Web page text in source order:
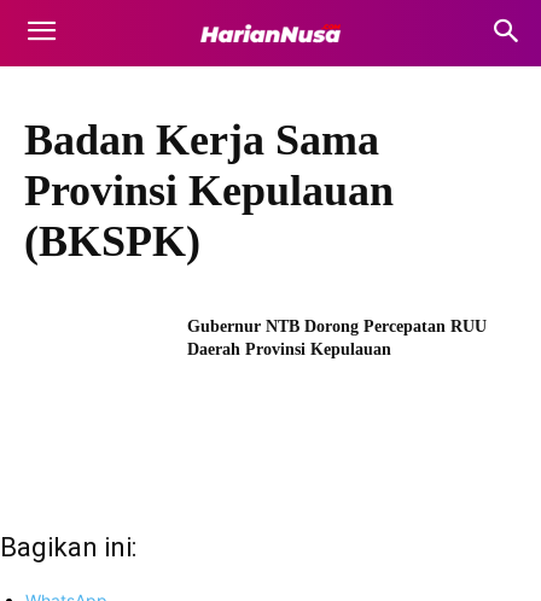
Badan Kerja Sama
Provinsi Kepulauan
(BKSPK)
Gubernur NTB Dorong Percepatan RUU
Daerah Provinsi Kepulauan
Bagikan ini: